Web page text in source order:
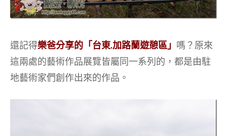
還記得樂爸分享的「台東.加路蘭遊憩區」 嗎？原來
這兩處的藝術作品展覽皆屬同一系列的，都是由駐
地藝術家們創作出來的作品。